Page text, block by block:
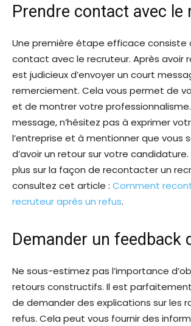
Prendre contact avec le
Une première étape efficace consiste
contact avec le recruteur. Après avoir
est judicieux d’envoyer un court
remerciement. Cela vous permet de
et de montrer votre
message, n’hésitez pas à exprimer
l’entreprise et à mentionner que vous
d’avoir un retour sur votre candidature.
plus sur la façon de recontacter un
consultez cet article : Comment
recruteur après un refus.
Demander un feedback
Ne sous-estimez pas l’importance
retours constructifs. Il est
de demander des explications sur les
refus. Cela peut vous fournir des